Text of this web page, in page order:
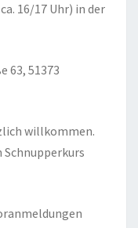
16/17 Uhr) in der
63, 51373
willkommen.